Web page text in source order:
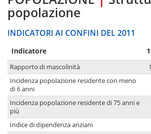
popolazione
INDICATORI AI CONFINI DEL 2011
Indicatore
Rapporto di mascolinità
Incidenza popolazione residente con meno
di 6 anni
Incidenza popolazione residente di 75 anni e
più
Indice di dipendenza anziani